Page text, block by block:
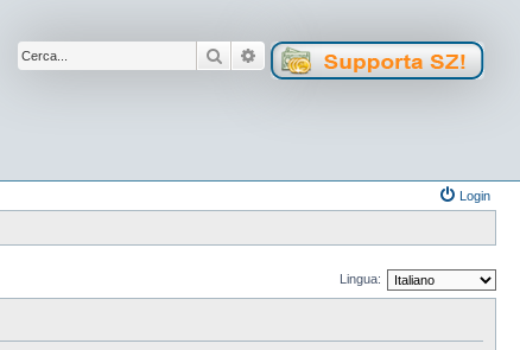
Cerca Ricerca avanzata
Login
Lingua: